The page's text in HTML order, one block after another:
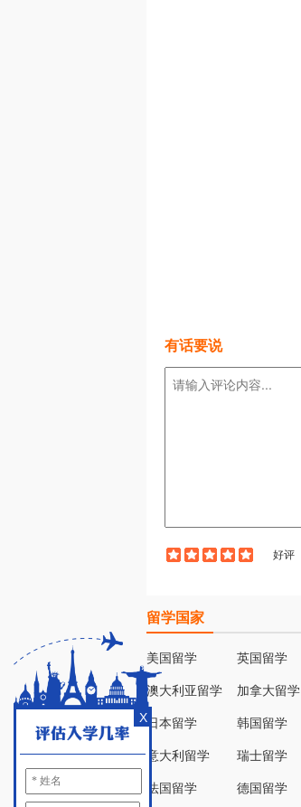
有话要说
好评
X
留学国家
美国留学 英国留学
澳大利亚留学 加拿大留学
日本留学 韩国留学
意大利留学 瑞士留学
法国留学 德国留学